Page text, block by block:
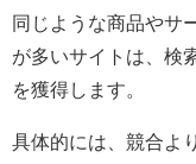
同じような商品やサ
が多いサイトは、検
を獲得します。
具体的には、競合よ